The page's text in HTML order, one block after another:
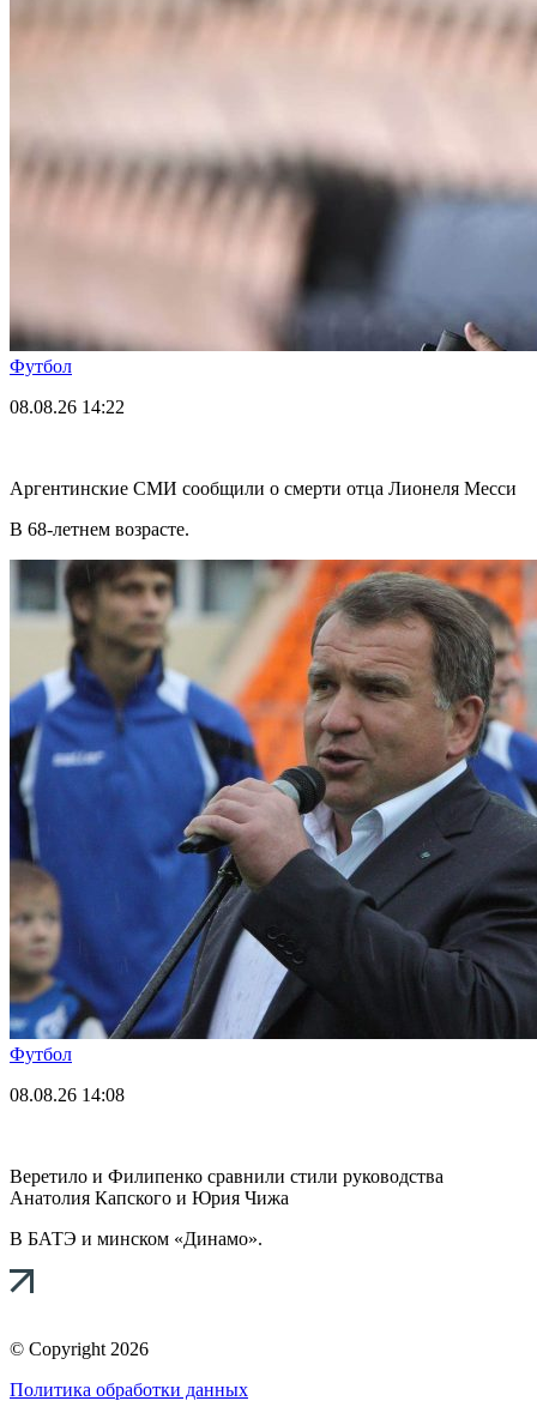
Футбол
08.08.26 14:22
Аргентинские СМИ сообщили о смерти отца Лионеля Месси
В 68-летнем возрасте.
Футбол
08.08.26 14:08
Веретило и Филипенко сравнили стили руководства
Анатолия Капского и Юрия Чижа
В БАТЭ и минском «Динамо».
© Copyright 2026
Политика обработки данных